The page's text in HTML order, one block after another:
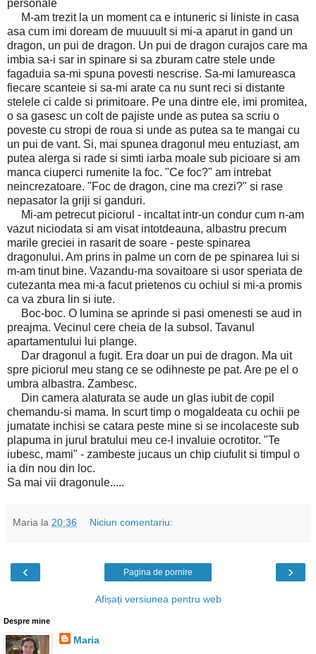
personale
M-am trezit la un moment ca e intuneric si liniste in casa
asa cum imi doream de muuuult si mi-a aparut in gand un
dragon, un pui de dragon. Un pui de dragon curajos care ma
imbia sa-i sar in spinare si sa zburam catre stele unde
fagaduia sa-mi spuna povesti nescrise. Sa-mi lamureasca
fiecare scanteie si sa-mi arate ca nu sunt reci si distante
stelele ci calde si primitoare. Pe una dintre ele, imi promitea,
o sa gasesc un colt de pajiste unde as putea sa scriu o
poveste cu stropi de roua si unde as putea sa te mangai cu
un pui de vant. Si, mai spunea dragonul meu entuziast, am
putea alerga si rade si simti iarba moale sub picioare si am
manca ciuperci rumenite la foc. "Ce foc?" am intrebat
neincrezatoare. "Foc de dragon, cine ma crezi?" si rase
nepasator la griji si ganduri.
Mi-am petrecut piciorul - incaltat intr-un condur cum n-am
vazut niciodata si am visat intotdeauna, albastru precum
marile greciei in rasarit de soare - peste spinarea
dragonului. Am prins in palme un corn de pe spinarea lui si
m-am tinut bine. Vazandu-ma sovaitoare si usor speriata de
cutezanta mea mi-a facut prietenos cu ochiul si mi-a promis
ca va zbura lin si iute.
Boc-boc. O lumina se aprinde si pasi omenesti se aud in
preajma. Vecinul cere cheia de la subsol. Tavanul
apartamentului lui plange.
Dar dragonul a fugit. Era doar un pui de dragon. Ma uit
spre piciorul meu stang ce se odihneste pe pat. Are pe el o
umbra albastra. Zambesc.
Din camera alaturata se aude un glas iubit de copil
chemandu-si mama. In scurt timp o mogaldeata cu ochii pe
jumatate inchisi se catara peste mine si se incolaceste sub
plapuma in jurul bratului meu ce-l invaluie ocrotitor. "Te
iubesc, mami" - zambeste jucaus un chip ciufulit si timpul o
ia din nou din loc.
Sa mai vii dragonule.....
Maria la 20:36 Niciun comentariu:
‹ ›
Pagina de pornire
Afișați versiunea pentru web
Despre mine
Maria